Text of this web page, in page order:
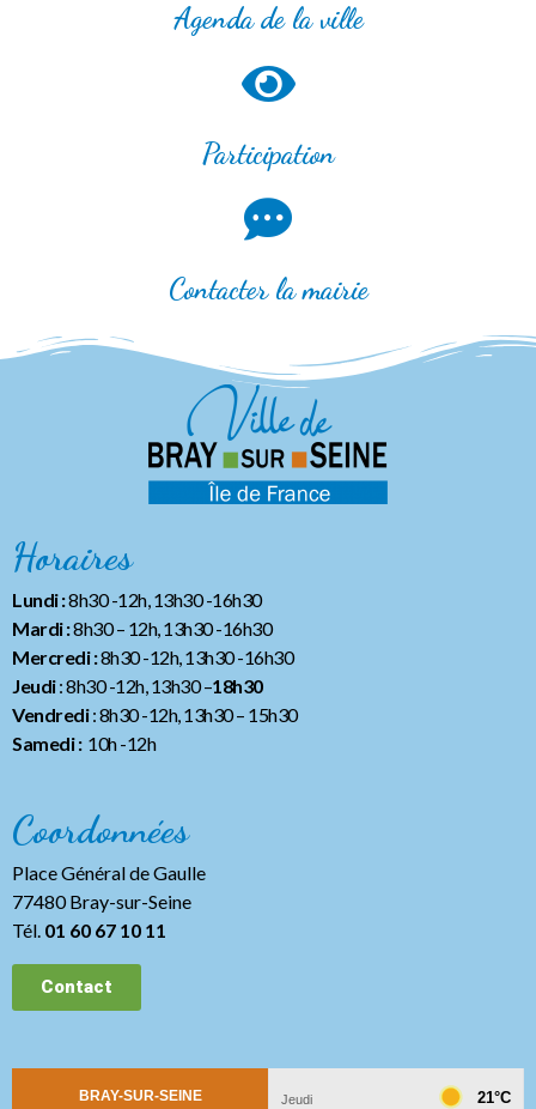
Agenda de la ville
Participation
Contacter la mairie
Horaires
Lundi :8h30 -12h, 13h30 -16h30
Mardi :8h30 – 12h, 13h30 -16h30
Mercredi :8h30 -12h, 13h30 -16h30
Jeudi: 8h30 -12h, 13h30 –18h30
Vendredi: 8h30 -12h, 13h30– 15h30
Samedi :10h -12h
Coordonnées
Place Général de Gaulle
77480 Bray-sur-Seine
Tél. 01 60 67 10 11
Contact